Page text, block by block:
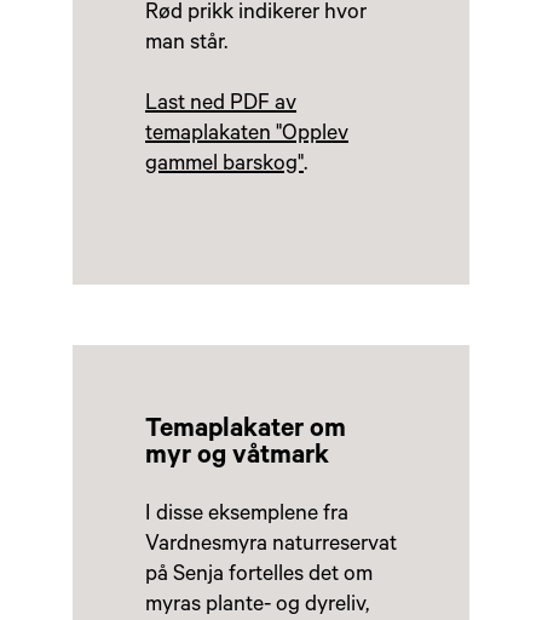
Rød prikk indikerer hvor
man står.
Last ned PDF av
temaplakaten "Opplev
gammel barskog".
Temaplakater om
myr og våtmark
I disse eksemplene fra
Vardnesmyra naturreservat
på Senja fortelles det om
myras plante- og dyreliv,